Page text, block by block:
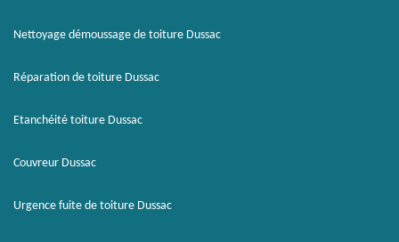
Nettoyage démoussage de toiture Dussac
Réparation de toiture Dussac
Etanchéité toiture Dussac
Couvreur Dussac
Urgence fuite de toiture Dussac